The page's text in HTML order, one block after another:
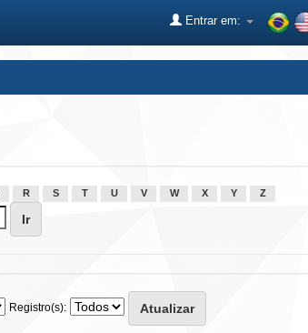
Entrar em:
R S T U V W X Y Z
Registro(s):